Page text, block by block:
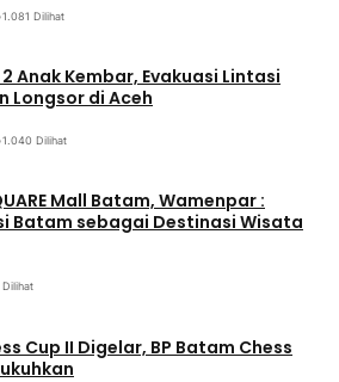
1.081 Dilihat
Anak Kembar, Evakuasi Lintasi
Longsor di Aceh
1.040 Dilihat
Mall Batam, Wamenpar :
Batam sebagai Destinasi Wisata
Cup II Digelar, BP Batam Chess